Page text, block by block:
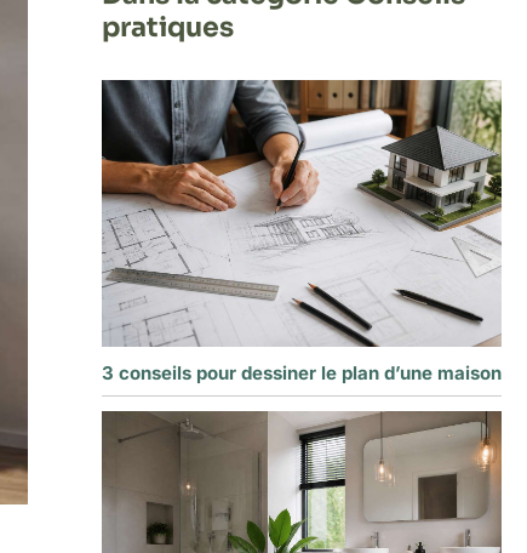
pratiques
3 conseils pour dessiner le plan d’une maison